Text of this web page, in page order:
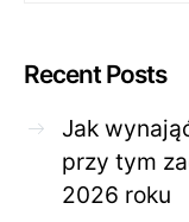
Recent Posts
Jak
przy tym
2026 roku